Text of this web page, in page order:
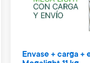
Envase + carga +